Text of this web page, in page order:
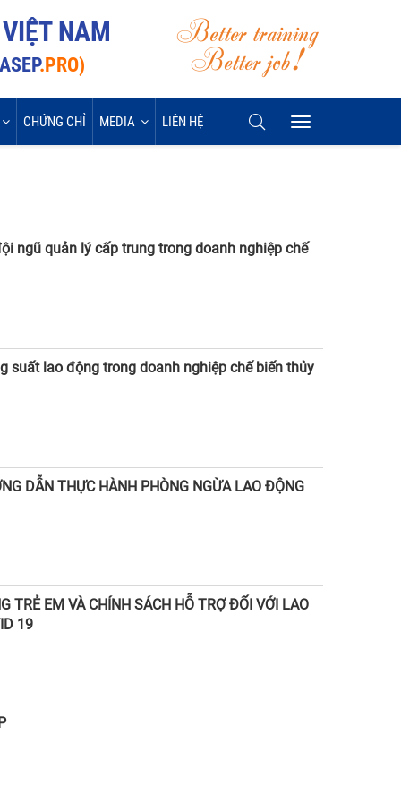
NAM
.PRO)
Better training
Better job!
CHỨNG CHỈ MEDIA LIÊN HỆ
ngũ quản lý cấp trung trong doanh nghiệp chế
suất lao động trong doanh nghiệp chế biến thủy
DẪN THỰC HÀNH PHÒNG NGỪA LAO ĐỘNG
TRẺ EM VÀ CHÍNH SÁCH HỖ TRỢ ĐỐI VỚI LAO
19